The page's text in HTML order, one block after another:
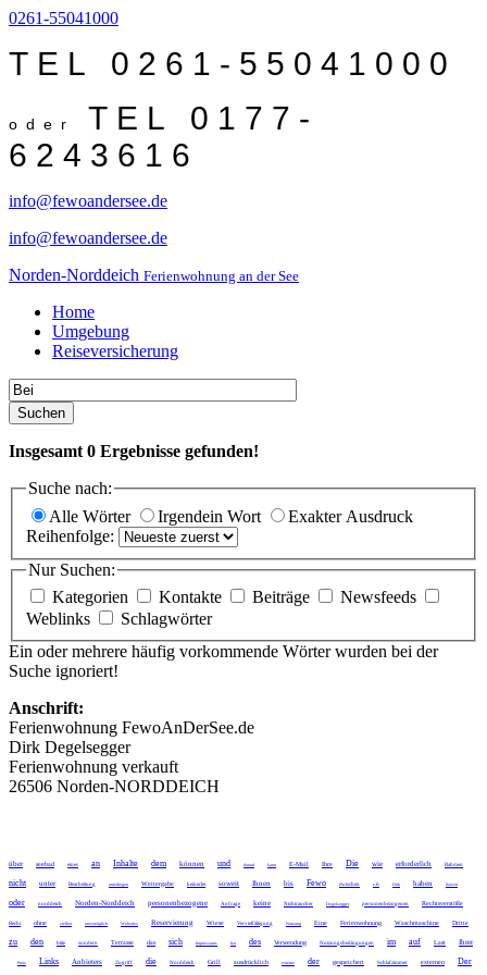
0261-55041000
TEL 0261-55041000
oder TEL 0177-
6243616
info@fewoandersee.de
info@fewoandersee.de
Norden-Norddeich Ferienwohnung an der See
Home
Umgebung
Reiseversicherung
Suchen
Insgesamt 0 Ergebnisse gefunden!
Suche nach:
Alle Wörter
Irgendein Wort
Exakter Ausdruck
Reihenfolge:
Nur Suchen:
Kategorien
Kontakte Beiträge
Newsfeeds
Weblinks
Schlagwörter
Ein oder mehrere häufig vorkommende Wörter wurden bei der
Suche ignoriert!
Anschrift:
Ferienwohnung FewoAnDerSee.de
Dirk Degelsegger
Ferienwohnung verkauft
26506 Norden-NORDDEICH
über seebad eines an Inhalte dem können und darauf kann E-Mail Ihre Die wie erforderlich Rahmen
nicht unter Bearbeitung unterliegen Weitergabe keinerlei soweit Ihnen bis Fewo zwischen z.B Dirk haben Soweit
oder norddeich Norden-Norddeich personenbezogene Anfrage keine Nichtraucher Degelsegger personenbezogenen Rechtsverstöße
Recht ohne stellen unverzüglich Websites Reservierung Wiese Vervielfältigung Nutzung Eine Ferienwohnung Waschmaschine Dritte
zu den bitte sondern Terrasse das sich Impressums hat des Verwendung Nutzungsbedingungen im auf Last Ihrer
Preis Links Anbieters Zugriff die Norddeich Grill ausdrücklich externe der gespeichert Schlafzimmer externen Der